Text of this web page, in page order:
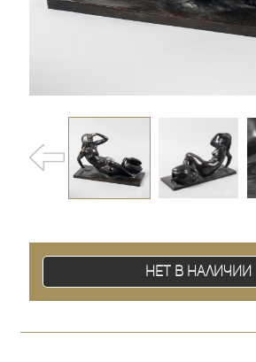
Нет в наличии